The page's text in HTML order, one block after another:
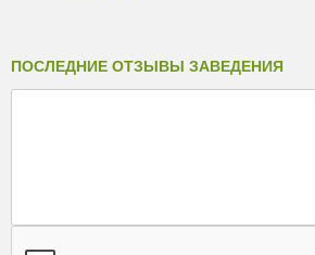
ПОСЛЕДНИЕ ОТЗЫВЫ ЗАВЕДЕНИЯ